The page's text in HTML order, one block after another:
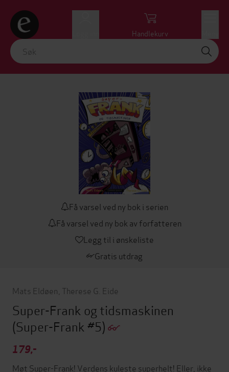
Handlekurv
Få varsel ved ny bok i serien
Få varsel ved ny bok av forfatteren
Legg til i ønskeliste
Gratis utdrag
Mats Eldøen Therese G. Eide
Super-Frank og tidsmaskinen
(Super-Frank #5)
179,-
Møt Super-Frank! Verdens kuleste superhelt! Eller, ikke